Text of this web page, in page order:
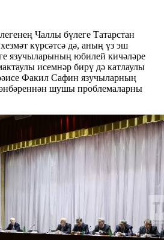
Чаллы бүлеге Татарстан
күрсәтсә дә, аның үз эш
язучыларының юбилей кичәләре
исемнәр бирү дә катлаулы
Факил Сафин язучыларның
шушы проблемаларны